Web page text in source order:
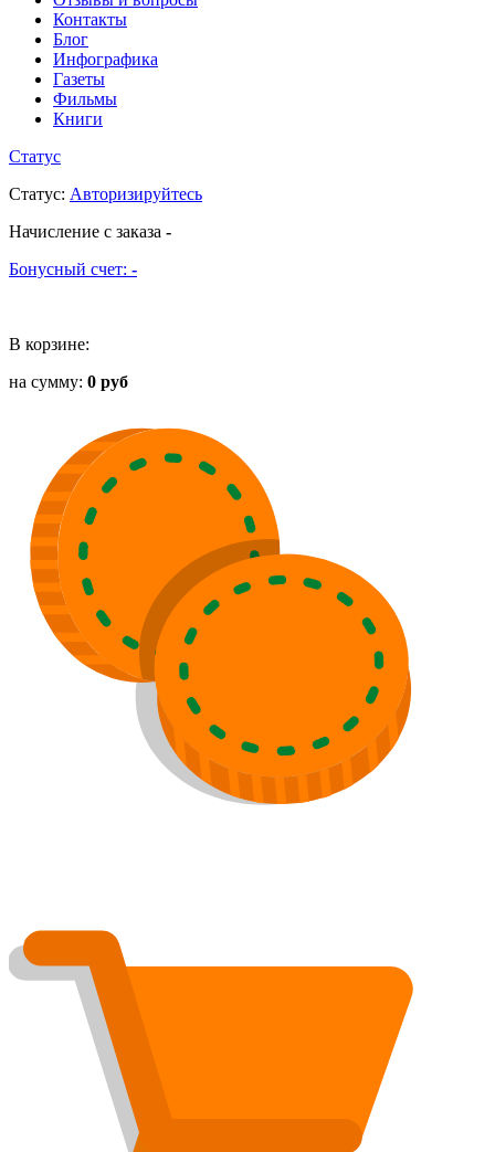
Контакты
Блог
Инфографика
Газеты
Фильмы
Книги
Статус
Статус: Авторизируйтесь
Начисление с заказа -
Бонусный счет: -
В корзине:
на сумму: 0 руб